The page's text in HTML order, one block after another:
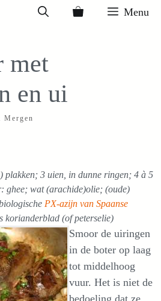
Menu
met
en ui
Mergen
plakken; 3 uien, in dunne ringen; 4 à 5
ghee; wat (arachide)olie; (oude)
PX-azijn van Spaanse
korianderblad (of peterselie)
Smoor de uiringen
in de boter op laag
tot middelhoog
vuur. Het is niet de
bedoeling dat ze